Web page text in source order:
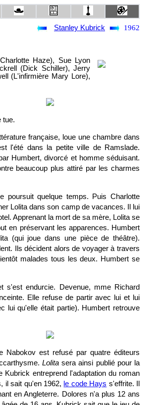
Stanley Kubrick 1962
Haze), Sue Lyon
(Dick Schiller), Jerry
(L'infirmière Mary Lore),
tue.
française, loue une chambre dans
l'été dans la petite ville de Ramslade.
Humbert, divorcé et homme séduisant.
beaucoup plus attiré par les charmes
poursuit quelque temps. Puis Charlotte
Lolita dans son camp de vacances. Il lui
Apprenant la mort de sa mère, Lolita se
en préservant les apparences. Humbert
(qui joue dans une pièce de théâtre).
Ils décident alors de voyager à travers
malades tous les deux. Humbert se
s'est endurcie. Devenue, mme Richard
Elle refuse de partir avec lui et lui
lui qu'elle était partie). Humbert retrouve
Nabokov est refusé par quatre éditeurs
Lolita sera ainsi publié pour la
Kubrick entreprend l'adaptation du roman
il sait qu'en 1962, le code Hays s'effrite. Il
en Angleterre. Dolores n'a plus 12 ans